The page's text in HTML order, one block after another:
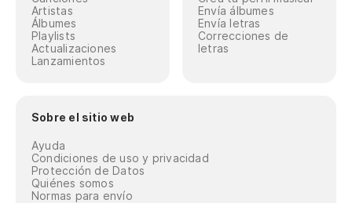
Artistas
Álbumes
Playlists
Actualizaciones
Lanzamientos
Envía álbumes
Envía letras
Correcciones de
letras
Sobre el sitio web
Ayuda
Condiciones de uso y privacidad
Protección de Datos
Quiénes somos
Normas para envío